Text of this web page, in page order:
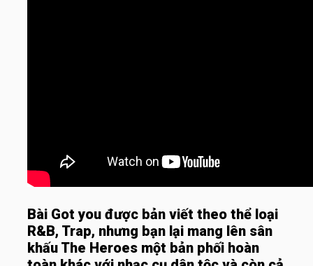
Bài Got you được bản viết theo thể loại
R&B, Trap, nhưng bạn lại mang lên sân
khấu The Heroes một bản phối hoàn